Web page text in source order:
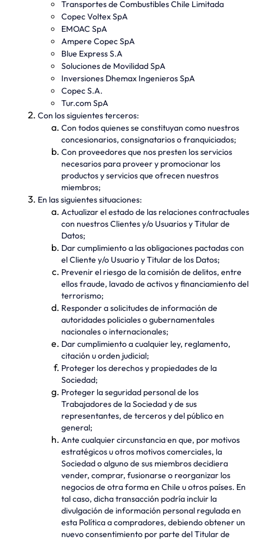
Transportes de Combustibles Chile Limitada
Copec Voltex SpA
EMOAC SpA
Ampere Copec SpA
Blue Express S.A
Soluciones de Movilidad SpA
Inversiones Dhemax Ingenieros SpA
Copec S.A.
Tur.com SpA
Con los siguientes terceros:
Con todos quienes se constituyan como nuestros
concesionarios, consignatarios o franquiciados;
Con proveedores que nos presten los servicios
necesarios para proveer y promocionar los
productos y servicios que ofrecen nuestros
miembros;
En las siguientes situaciones:
Actualizar el estado de las relaciones contractuales
con nuestros Clientes y/o Usuarios y Titular de
Datos;
Dar cumplimiento a las obligaciones pactadas con
el Cliente y/o Usuario y Titular de los Datos;
Prevenir el riesgo de la comisión de delitos, entre
ellos fraude, lavado de activos y financiamiento del
terrorismo;
Responder a solicitudes de información de
autoridades policiales o gubernamentales
nacionales o internacionales;
Dar cumplimiento a cualquier ley, reglamento,
citación u orden judicial;
Proteger los derechos y propiedades de la
Sociedad;
Proteger la seguridad personal de los
Trabajadores de la Sociedad y de sus
representantes, de terceros y del público en
general;
Ante cualquier circunstancia en que, por motivos
estratégicos u otros motivos comerciales, la
Sociedad o alguno de sus miembros decidiera
vender, comprar, fusionarse o reorganizar los
negocios de otra forma en Chile u otros países. En
tal caso, dicha transacción podría incluir la
divulgación de información personal regulada en
esta Política a compradores, debiendo obtener un
nuevo consentimiento por parte del Titular de